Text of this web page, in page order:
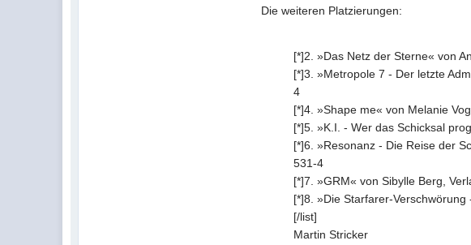
Die weiteren Platzierungen:
[*]2. »Das Netz der Sterne« von
[*]3. »Metropole 7 - Der letzte
4
[*]4. »Shape me« von Melanie
[*]5. »K.I. - Wer das Schicksal
[*]6. »Resonanz - Die Reise der
531-4
[*]7. »GRM« von Sibylle Berg,
[*]8. »Die Starfarer-
[/list]
Martin Stricker